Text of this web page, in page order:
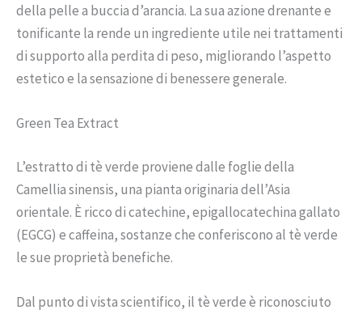
della pelle a buccia d’arancia. La sua azione drenante e
tonificante la rende un ingrediente utile nei trattamenti
di supporto alla perdita di peso, migliorando l’aspetto
estetico e la sensazione di benessere generale.
Green Tea Extract
L’estratto di tè verde proviene dalle foglie della
Camellia sinensis, una pianta originaria dell’Asia
orientale. È ricco di catechine, epigallocatechina gallato
(EGCG) e caffeina, sostanze che conferiscono al tè verde
le sue proprietà benefiche.
Dal punto di vista scientifico, il tè verde è riconosciuto